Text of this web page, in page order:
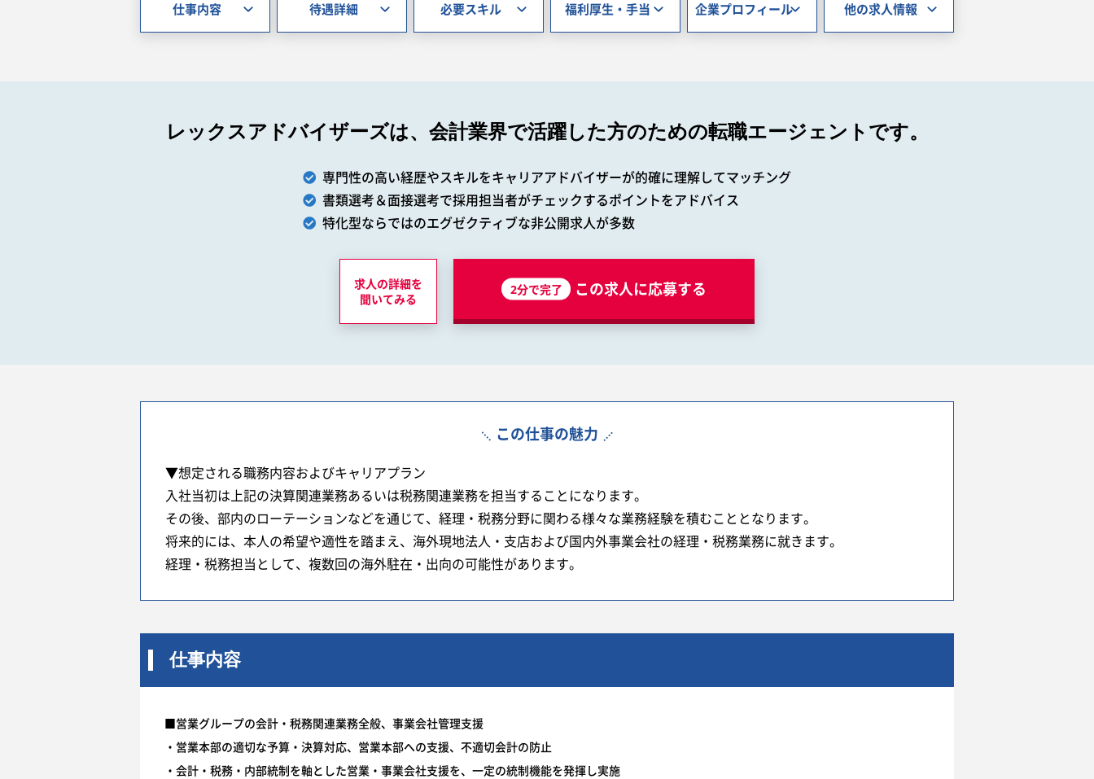
仕事内容 待遇詳細 必要スキル 福利厚生・手当 企業プロフィール 他の求人情報
レックスアドバイザーズは、会計業界で活躍した方のための転職エージェントです。
専門性の高い経歴やスキルをキャリアアドバイザーが的確に理解してマッチング
書類選考＆面接選考で採用担当者がチェックするポイントをアドバイス
特化型ならではのエグゼクティブな非公開求人が多数
求人の詳細を
聞いてみる
2分で完了 この求人に応募する
この仕事の魅力
▼想定される職務内容およびキャリアプラン
入社当初は上記の決算関連業務あるいは税務関連業務を担当することになります。
その後、部内のローテーションなどを通じて、経理・税務分野に関わる様々な業務経験を積むこととなります。
将来的には、本人の希望や適性を踏まえ、海外現地法人・支店および国内外事業会社の経理・税務業務に就きます。
経理・税務担当として、複数回の海外駐在・出向の可能性があります。
仕事内容
■営業グループの会計・税務関連業務全般、事業会社管理支援
・営業本部の適切な予算・決算対応、営業本部への支援、不適切会計の防止
・会計・税務・内部統制を軸とした営業・事業会社支援を、一定の統制機能を発揮し実施